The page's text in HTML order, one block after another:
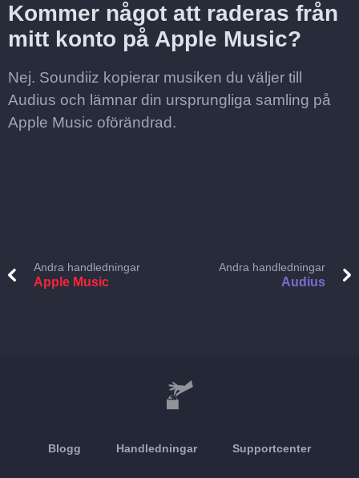
Kommer något att raderas från
mitt konto på Apple Music?
Nej. Soundiiz kopierar musiken du väljer till
Audius och lämnar din ursprungliga samling på
Apple Music oförändrad.
Andra handledningar
Apple Music
Andra handledningar
Audius
Blogg Handledningar Supportcenter